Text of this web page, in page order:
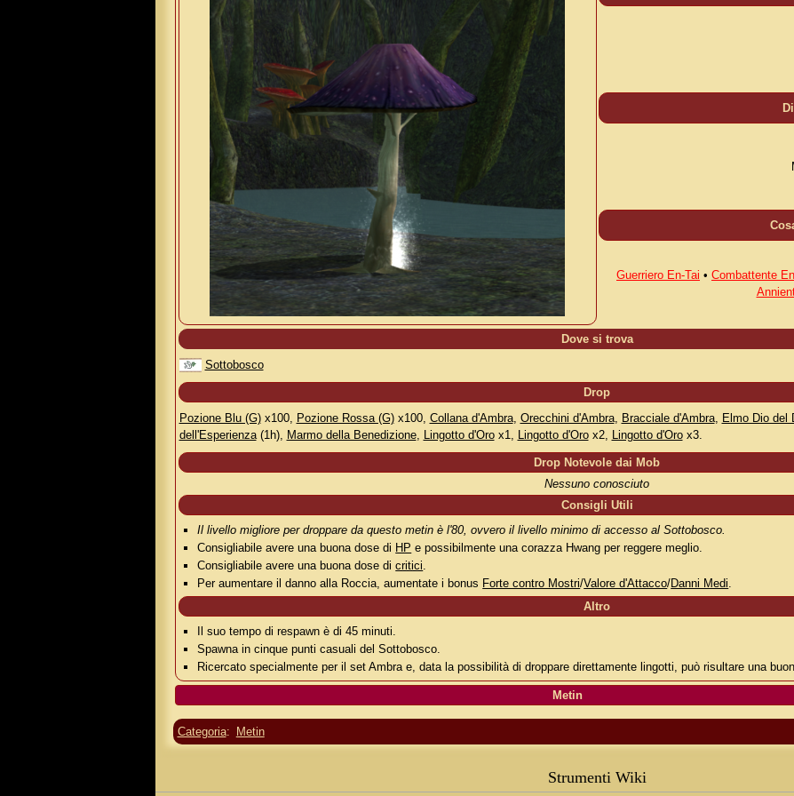
Guerriero En-Tai • Combattente
Dove si trova
Sottobosco
Drop
Pozione Blu (G)x100, Pozione Rossa (G)x100, Collana d'Ambra, Orecchini d'Ambra, Bracciale d'Ambra, Elmo Dio del
dell'Esperienza(1h), Marmo della Benedizione, Lingotto d'Orox1, Lingotto d'Orox2, Lingotto d'Orox3.
Drop Notevole dai Mob
Nessuno conosciuto
Consigli Utili
Il livello migliore per droppare da questo metin è l'80, ovvero il livello minimo di accesso al Sottobosco.
Consigliabile avere una buona dose di HP e possibilmente una corazza Hwang per reggere meglio.
Consigliabile avere una buona dose dicritici.
Per aumentare il danno alla Roccia, aumentate i bonus Forte contro Mostri/Valore d'Attacco/Danni Medi.
Altro
Il suo tempo di respawn è di 45 minuti.
Spawna in cinque punti casuali del Sottobosco.
Ricercato specialmente per il set Ambra e, data la possibilità di droppare direttamente lingotti, può risultare una
Metin
Categoria: Metin
Strumenti Wiki